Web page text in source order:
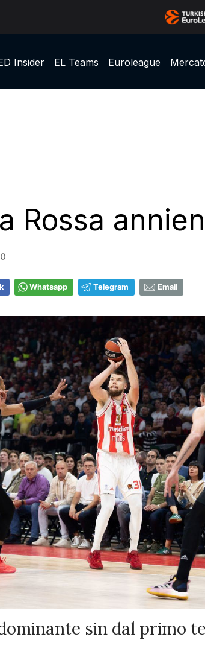
Insider EL Teams Euroleague
Rossa
Whatsapp Telegram Email
sin dal primo